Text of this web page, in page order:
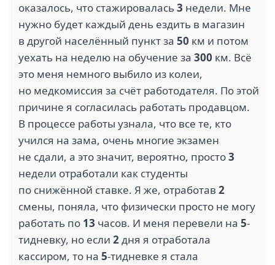
YAMI YAMI (1)
2
СМАК (1)
1
МЕТАВР (1) СНАБСЕРВИС (1)
оказалось, что стажировалась3 недели. Мне
нужно будет каждый день ездить в магазин
в другой населённый пункт за 50 км и потом
уехать на неделю на обучение за 300 км. Всё
это меня немного выбило из колеи,
но медкомиссия за счёт работодателя. По этой
причине я согласилась работать продавцом.
В процессе работы узнала, что все те, кто
учился на зама, очень многие экзамен
не сдали, а это значит, вероятно, просто3
недели отработали как студенты
по снижённой ставке. Я же, отработав 2
смены, поняла, что физически просто не могу
работать по 13 часов. И меня перевели на 5-
тидневку, но если 2дня я отработала
кассиром, то на 5-тидневке я стала